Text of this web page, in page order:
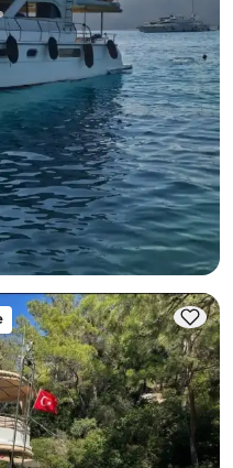
Новая лодка
на 8-местной
яхта
цену и наличие